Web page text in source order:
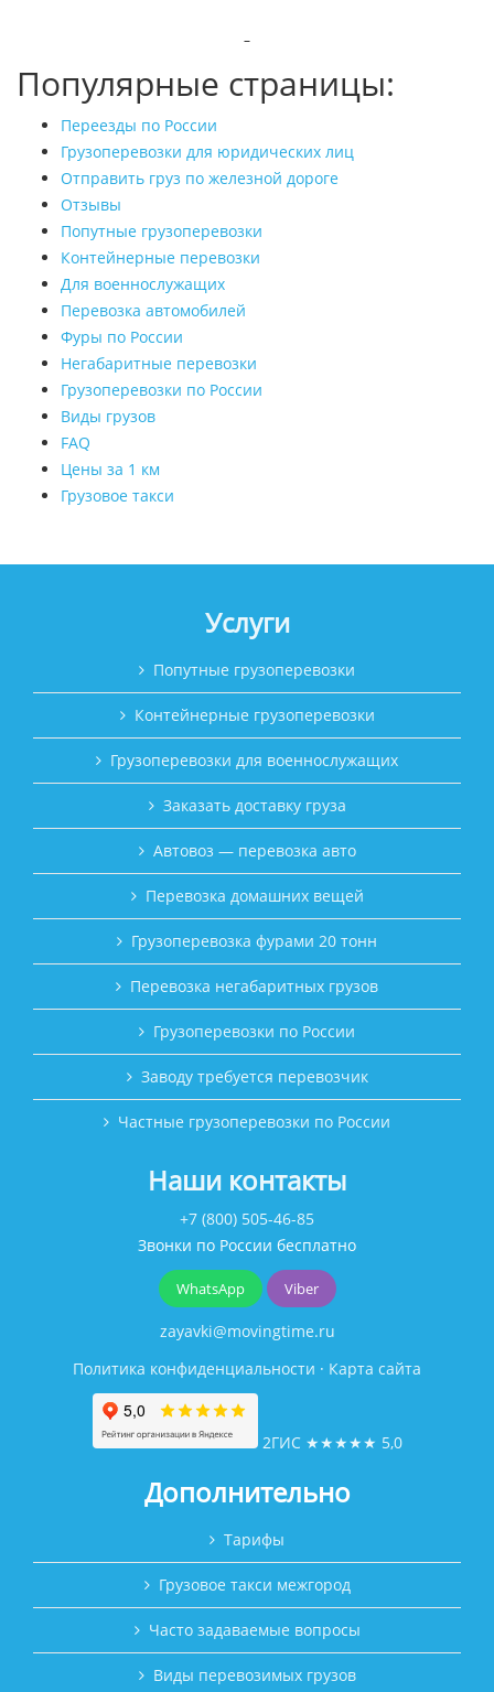
Популярные страницы:
Переезды по России
Грузоперевозки для юридических лиц
Отправить груз по железной дороге
Отзывы
Попутные грузоперевозки
Контейнерные перевозки
Для военнослужащих
Перевозка автомобилей
Фуры по России
Негабаритные перевозки
Грузоперевозки по России
Виды грузов
FAQ
Цены за 1 км
Грузовое такси
Услуги
Попутные грузоперевозки
Контейнерные грузоперевозки
Грузоперевозки для военнослужащих
Заказать доставку груза
Автовоз — перевозка авто
Перевозка домашних вещей
Грузоперевозка фурами 20 тонн
Перевозка негабаритных грузов
Грузоперевозки по России
Заводу требуется перевозчик
Частные грузоперевозки по России
Наши контакты
+7 (800) 505-46-85
Звонки по России бесплатно
WhatsApp Viber
zayavki@movingtime.ru
Политика конфиденциальности · Карта сайта
2ГИС ★★★★★ 5,0
Дополнительно
Тарифы
Грузовое такси межгород
Часто задаваемые вопросы
Виды перевозимых грузов